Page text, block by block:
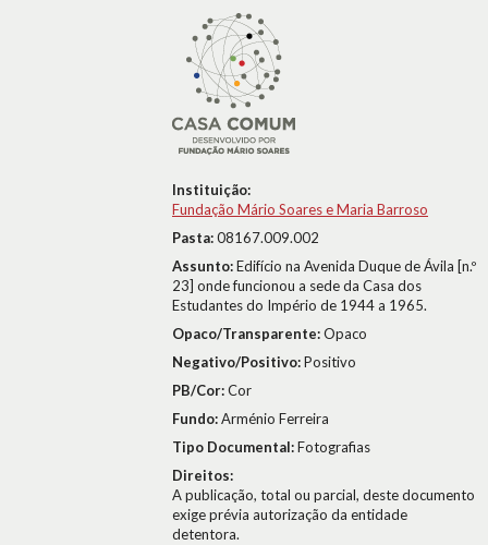
Instituição:
Fundação Mário Soares e Maria Barroso
Pasta:08167.009.002
Assunto:Edifício na Avenida Duque de Ávila [n.º
23] onde funcionou a sede da Casa dos
Estudantes do Império de 1944 a 1965.
Opaco/Transparente:Opaco
Negativo/Positivo:Positivo
PB/Cor:Cor
Fundo:Arménio Ferreira
Tipo Documental:Fotografias
Direitos:
A publicação, total ou parcial, deste documento
exige prévia autorização da entidade
detentora.